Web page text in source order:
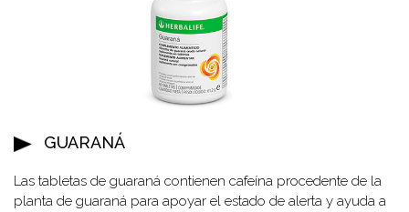
GUARANÁ
Las tabletas de guaraná contienen cafeína procedente de la
planta de guaraná para apoyar el estado de alerta y ayuda a